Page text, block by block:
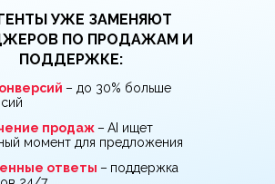
УЖЕ ЗАМЕНЯЮТ
ПО ПРОДАЖАМ И
ПОДДЕРЖКЕ:
ответы – поддержка
продаж – AI ищет
момент для предложения
– до 30% больше